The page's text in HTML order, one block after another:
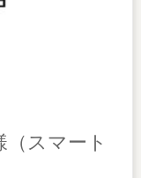
スマート